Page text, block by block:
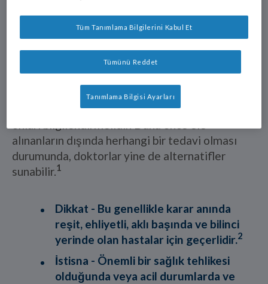
1, 5
Hastalar tedaviyi reddedebilir mi?
Evet, reddedebilirler. Doktor kararlarına saygı
duymalı, ancak riskler ve olası sonuçlar hakkında
alınanların dışında herhangi bir tedavi olması
durumunda, doktorlar yine de alternatifler
sunabilir.1
Dikkat - Bu genellikle karar anında
reşit, ehliyetli, aklı başında ve bilinci
yerinde olan hastalar için geçerlidir.2
İstisna - Önemli bir sağlık tehlikesi
olduğunda veya acil durumlarda ve
Tümünü Reddet
Tüm Tanımlama Bilgilerini Kabul Et
Tanımlama Bilgisi Ayarları